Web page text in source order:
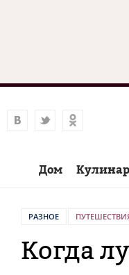
Дом
РАЗНОЕ
Когда